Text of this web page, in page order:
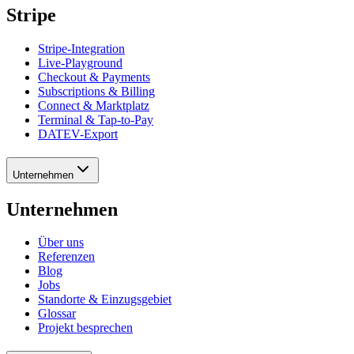
Stripe
Stripe-Integration
Live-Playground
Checkout & Payments
Subscriptions & Billing
Connect & Marktplatz
Terminal & Tap-to-Pay
DATEV-Export
Unternehmen
Unternehmen
Über uns
Referenzen
Blog
Jobs
Standorte & Einzugsgebiet
Glossar
Projekt besprechen